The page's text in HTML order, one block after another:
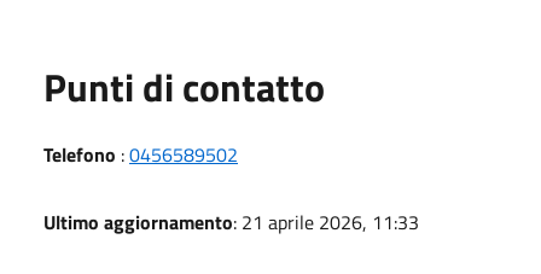
Punti di contatto
Telefono :0456589502
Ultimo aggiornamento: 21 aprile 2026, 11:33